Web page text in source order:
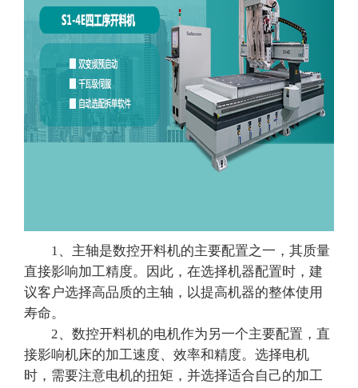
1、主轴是数控开料机的主要配置之一，其质量
直接影响加工精度。因此，在选择机器配置时，建
议客户选择高品质的主轴，以提高机器的整体使用
寿命。
2、数控开料机的电机作为另一个主要配置，直
接影响机床的加工速度、效率和精度。选择电机
时，需要注意电机的扭矩，并选择适合自己的加工